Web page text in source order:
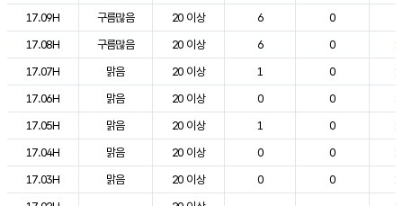
17.09H
구름많음 20 이상 6 0
17.08H
구름많음 20 이상 6 0
17.07H
맑음 20 이상 1 0
17.06H
맑음 20 이상 0 0
17.05H
맑음 20 이상 1 0
17.04H
맑음 20 이상 0 0
17.03H
맑음 20 이상 0 0